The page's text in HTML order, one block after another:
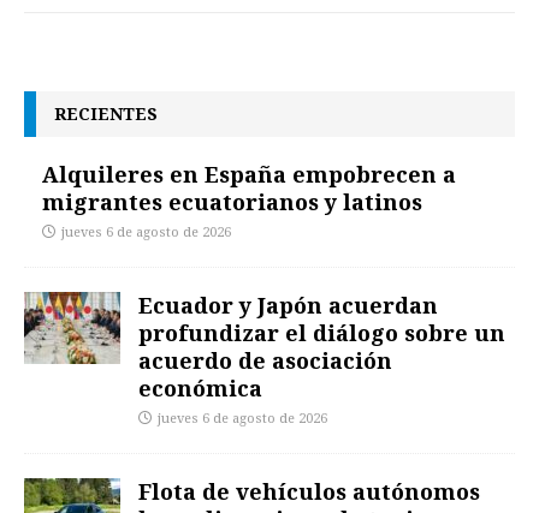
RECIENTES
Alquileres en España empobrecen a
migrantes ecuatorianos y latinos
jueves 6 de agosto de 2026
Ecuador y Japón acuerdan
profundizar el diálogo sobre un
acuerdo de asociación
económica
jueves 6 de agosto de 2026
Flota de vehículos autónomos